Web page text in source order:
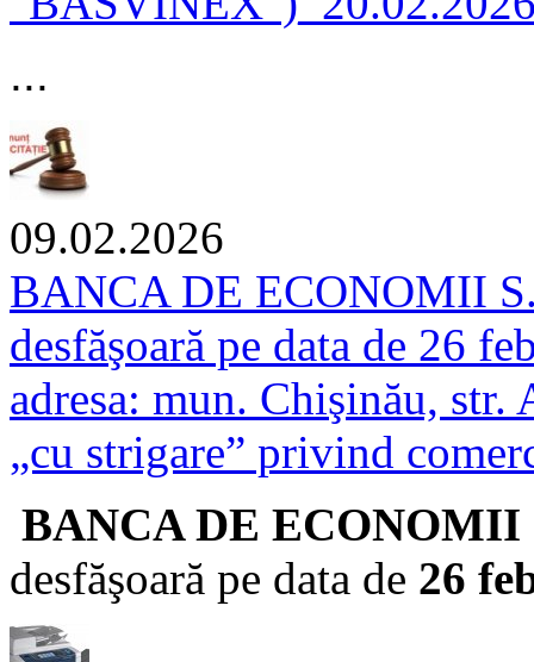
...
09.02.2026
BANCA DE ECONOMII
desfăşoară pe data de 26
adresa: mun. Chişinău,
„cu strigare” privind
BANCA DE ECONOMII
desfăşoară pe data de 26